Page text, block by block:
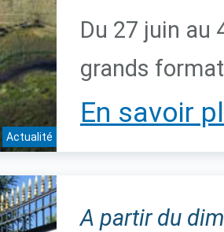
Actualité
Du 27 juin au
grands
En savoir
A partir du